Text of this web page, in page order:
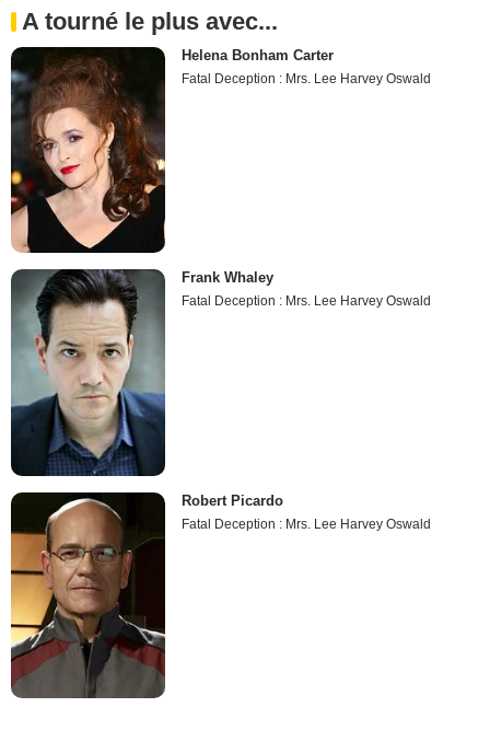
A tourné le plus avec...
Helena Bonham Carter
Fatal Deception : Mrs. Lee Harvey Oswald
Frank Whaley
Fatal Deception : Mrs. Lee Harvey Oswald
Robert Picardo
Fatal Deception : Mrs. Lee Harvey Oswald